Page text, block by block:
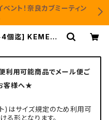
ント！奈良カブミーティン
個迄] KEMEKO
ペン | KEMEKO
式通販サイト
利用可能商品でメール便ご
客様へ★
)はサイズ規定のため利用可
る形となります。